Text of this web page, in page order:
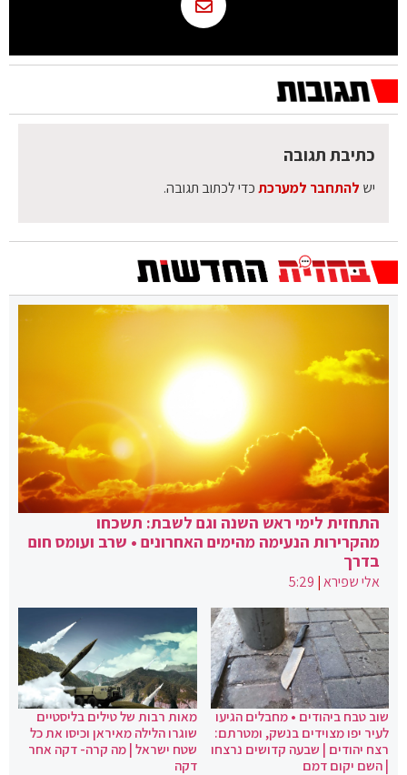
כתיבת תגובה
יש להתחבר למערכתכדי לכתוב תגובה.
התחזית לימי ראש השנה וגם לשבת: תשכחו
מהקרירות הנעימה מהימים האחרונים • שרב ועומס חום
בדרך
אלי שפירא|
5:29
שוב טבח ביהודים • מחבלים הגיעו
לעיר יפו מצוידים בנשק, ומטרתם:
רצח יהודים | שבעה קדושים נרצחו
| השם יקום דמם
מאות רבות של טילים בליסטיים
שוגרו הלילה מאיראן וכיסו את כל
שטח ישראל | מה קרה- דקה אחר
דקה